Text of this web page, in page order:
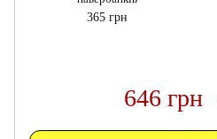
365 грн
646 грн